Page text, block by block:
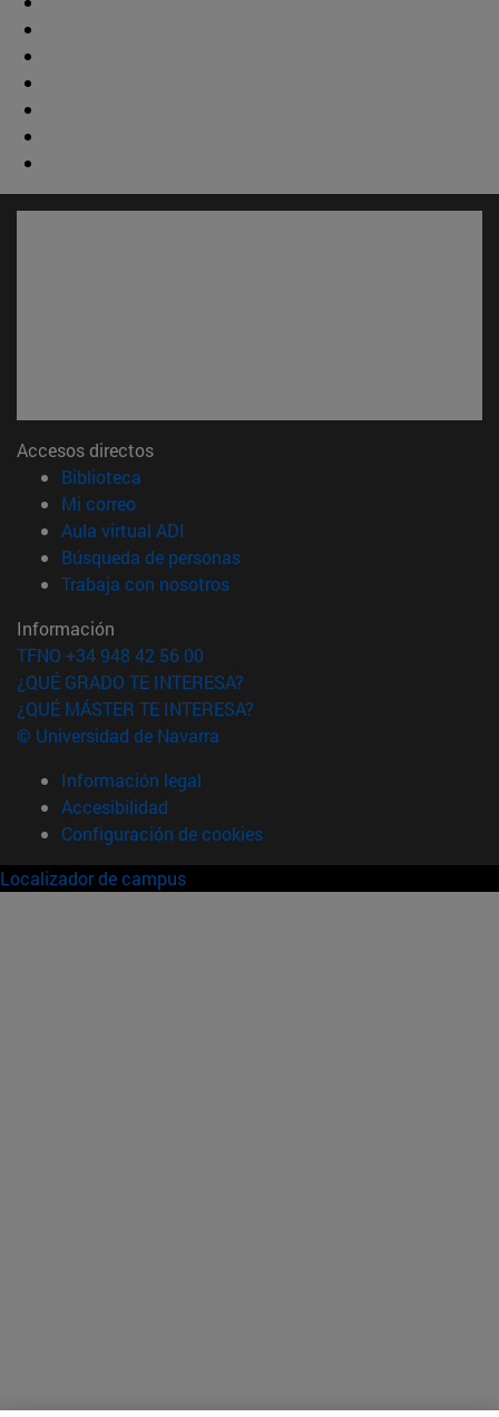
Accesos directos
Biblioteca
Mi correo(abre en nueva ventana)
Aula virtual ADI
Búsqueda de personas(abre en nueva ventana)
Trabaja con nosotros(abre en nueva ventana)
Información
TFNO +34 948 42 56 00
¿QUÉ GRADO TE INTERESA?
¿QUÉ MÁSTER TE INTERESA?
© Universidad de Navarra
Información legal
Accesibilidad
Configuración de cookies
Localizador de campus